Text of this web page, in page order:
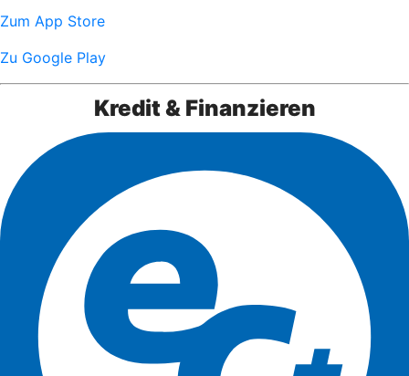
Zum App Store
Zu Google Play
Kredit & Finanzieren